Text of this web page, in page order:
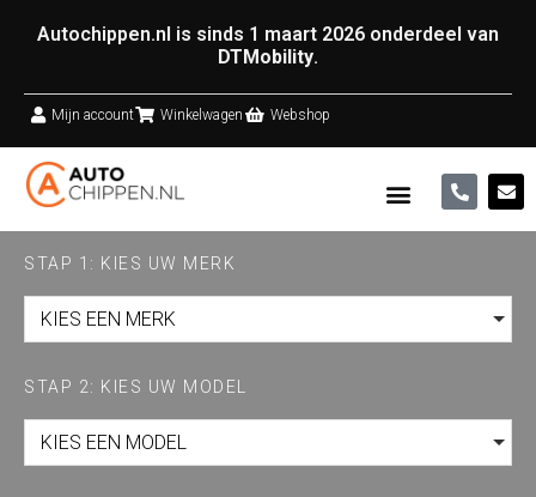
Autochippen.nl is sinds 1 maart 2026 onderdeel van
DTMobility.
Mijn account Winkelwagen Webshop
STAP 1: KIES UW MERK
KIES EEN MERK
STAP 2: KIES UW MODEL
KIES EEN MODEL